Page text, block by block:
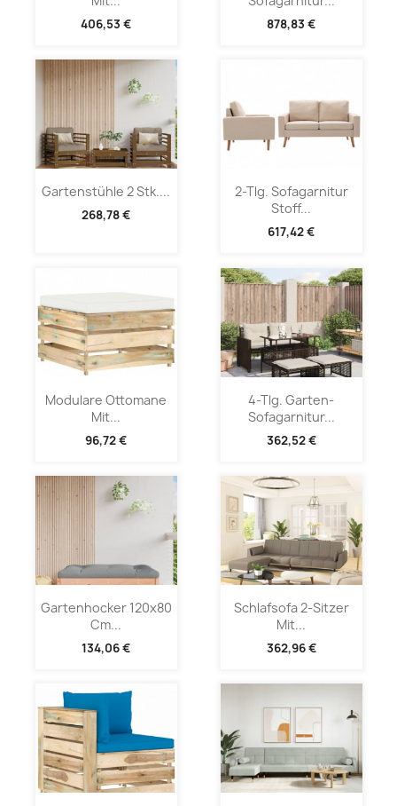
406,53 € 878,83 €
Gartenstühle 2 Stk....
268,78 €
2-Tlg. Sofagarnitur
Stoff...
617,42 €
Modulare Ottomane
Mit...
96,72 €
4-Tlg. Garten-
Sofagarnitur...
362,52 €
Gartenhocker 120x80
Cm...
134,06 €
Schlafsofa 2-Sitzer
Mit...
362,96 €